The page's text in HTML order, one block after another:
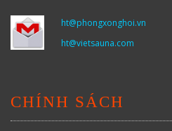
ht@phongxonghoi.vn
ht@vietsauna.com
CHÍNH SÁCH